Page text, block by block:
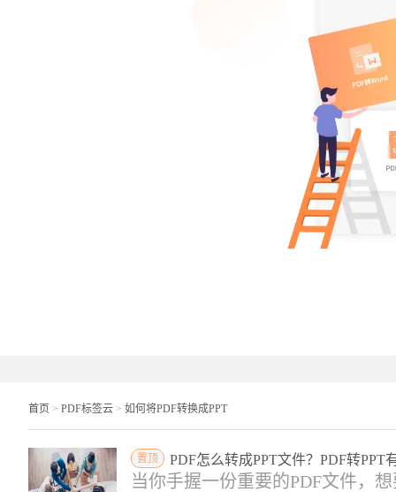
首页 > PDF标签云 > 如何将PDF转换成PPT
置顶 PDF怎么转成PPT文件？PDF转PPT
当你手握一份重要的PDF文件，